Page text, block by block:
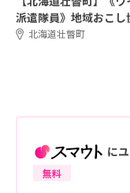
派遣隊員》地域おこし
集中！！
北海道壮瞥町
に
無料